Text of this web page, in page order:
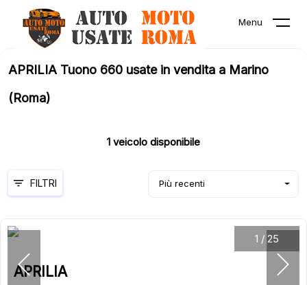
Menu
APRILIA Tuono 660 usate in vendita a Marino
(Roma)
1 veicolo disponibile
Più recenti
FILTRI
1 / 25
APRILIA